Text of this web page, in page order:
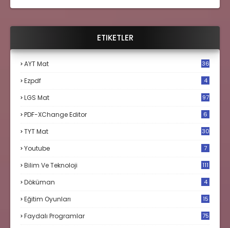
ETIKETLER
AYT Mat 36
Ezpdf 4
LGS Mat 97
PDF-XChange Editor 6
TYT Mat 30
Youtube 7
Bilim Ve Teknoloji 111
Döküman 4
Eğitim Oyunları 15
Faydalı Programlar 75